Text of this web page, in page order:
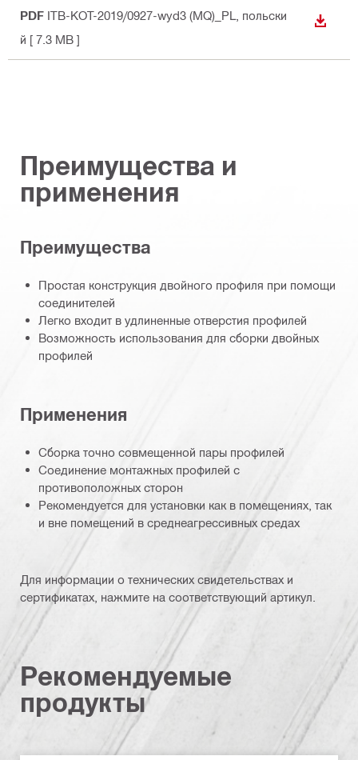
PDF ITB-KOT-2019/0927-wyd3 (MQ)_PL , польски
й [ 7.3 MB ]
Преимущества и
применения
Преимущества
Простая конструкция двойного профиля при помощи
соединителей
Легко входит в удлиненные отверстия профилей
Возможность использования для сборки двойных
профилей
Применения
Сборка точно совмещенной пары профилей
Соединение монтажных профилей с
противоположных сторон
Рекомендуется для установки как в помещениях, так
и вне помещений в среднеагрессивных средах
Для информации о технических свидетельствах и
сертификатах, нажмите на соответствующий артикул.
Рекомендуемые
продукты